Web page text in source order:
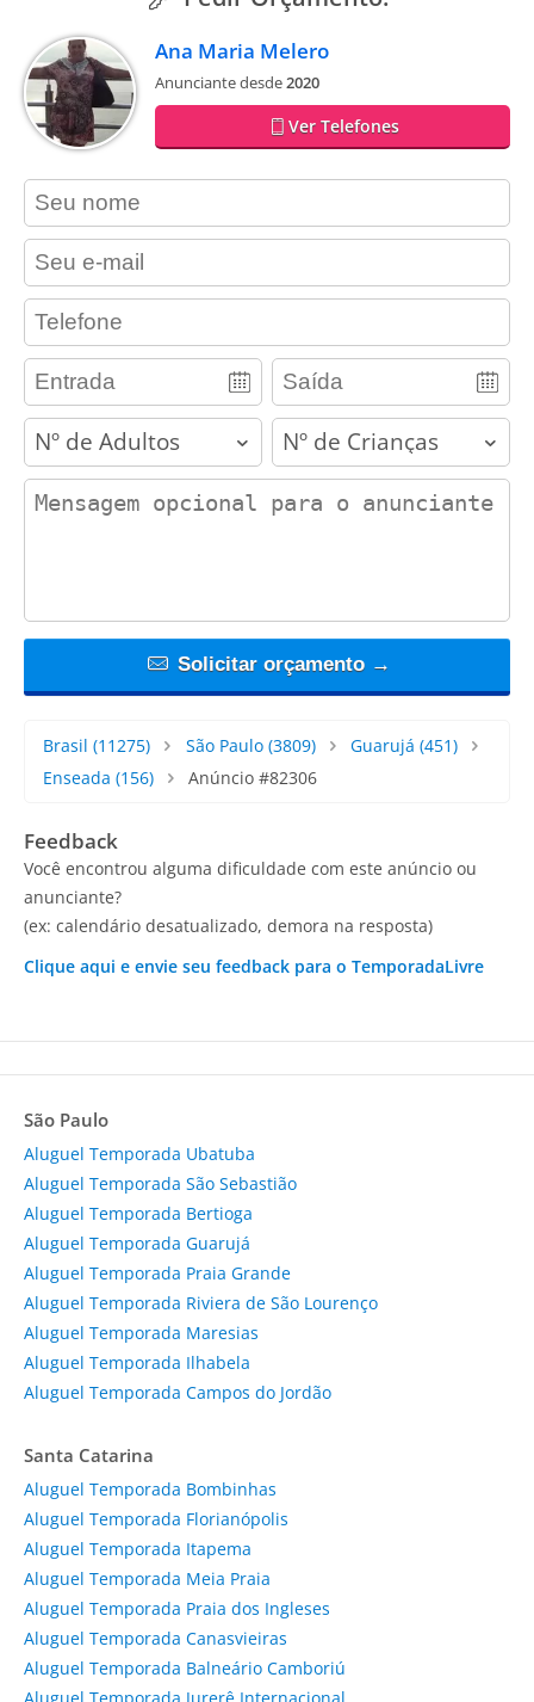
Ana Maria Melero
Anunciante desde2020
Ver Telefones
contact_name
contact_email
contact_phone
adults children
contact_message
Solicitar orçamento →
Brasil (11275) São Paulo(3809) Guarujá (451)
Enseada (156) Anúncio #82306
Feedback
Você encontrou alguma dificuldade com este anúncio ou
anunciante?
(ex: calendário desatualizado, demora na resposta)
Clique aqui e envie seu feedback para o TemporadaLivre
São Paulo
Aluguel Temporada Ubatuba
Aluguel Temporada São Sebastião
Aluguel Temporada Bertioga
Aluguel Temporada Guarujá
Aluguel Temporada Praia Grande
Aluguel Temporada Riviera de São Lourenço
Aluguel Temporada Maresias
Aluguel Temporada Ilhabela
Aluguel Temporada Campos do Jordão
Santa Catarina
Aluguel Temporada Bombinhas
Aluguel Temporada Florianópolis
Aluguel Temporada Itapema
Aluguel Temporada Meia Praia
Aluguel Temporada Praia dos Ingleses
Aluguel Temporada Canasvieiras
Aluguel Temporada Balneário Camboriú